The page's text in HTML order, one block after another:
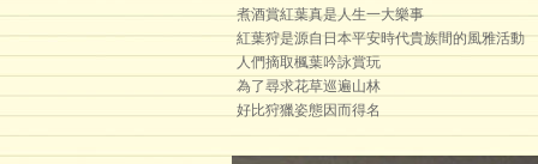
煮酒賞紅葉真是人生一大樂事
紅葉狩是源自日本平安時代貴族間的風雅活動
人們摘取楓葉吟詠賞玩
為了尋求花草巡遍山林
好比狩獵姿態因而得名